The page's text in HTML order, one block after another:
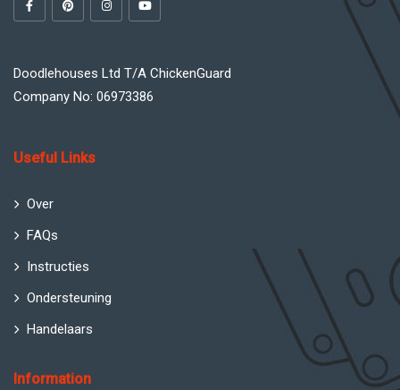
Doodlehouses Ltd T/A ChickenGuard
Company No: 06973386
Useful Links
Over
FAQs
Instructies
Ondersteuning
Handelaars
Information